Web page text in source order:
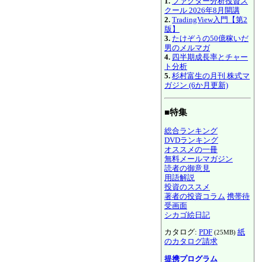
クール 2026年8月開講
2. TradingView入門【第2
版】
3. たけぞうの50億稼いだ
男のメルマガ
4. 四半期成長率とチャー
ト分析
5. 杉村富生の月刊 株式マ
ガジン (6か月更新)
■特集
総合ランキング
DVDランキング
オススメの一冊
無料メールマガジン
読者の御意見
用語解説
投資のススメ
著者の投資コラム 携帯待
受画面
シカゴ絵日記
カタログ: PDF (25MB) 紙
のカタログ請求
提携プログラム